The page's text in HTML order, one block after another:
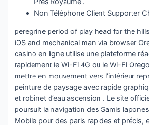
Près Royaume .
Non Téléphone Client Supporter
peregrine period of play head for the
iOS and mechanical man via browser
casino en ligne utilise une plateforme
rapidement le Wi-Fi 4G ou le Wi-Fi
mettre en mouvement vers l’intérieur
peinture de paysage avec rapide
et robinet d’eau ascension . Le site
poursuit la navigation des Samis
Mobile pour des paris rapides et précis,